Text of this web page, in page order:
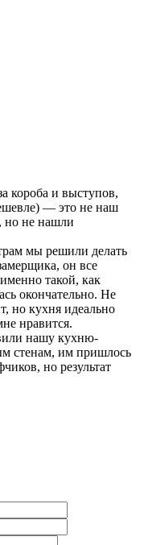
короба и выступов,
— это не наш
но не нашли
мы решили делать
он все
такой, как
окончательно. Не
но кухня идеально
нравится.
нашу кухню-
стенам, им пришлось
но результат